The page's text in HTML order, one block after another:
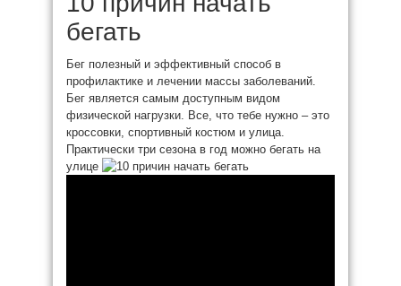
бегать
Бег полезный и эффективный способ в
профилактике и лечении массы заболеваний.
Бег является самым доступным видом
физической нагрузки. Все, что тебе нужно – это
кроссовки, спортивный костюм и улица.
Практически три сезона в год можно бегать на
улице